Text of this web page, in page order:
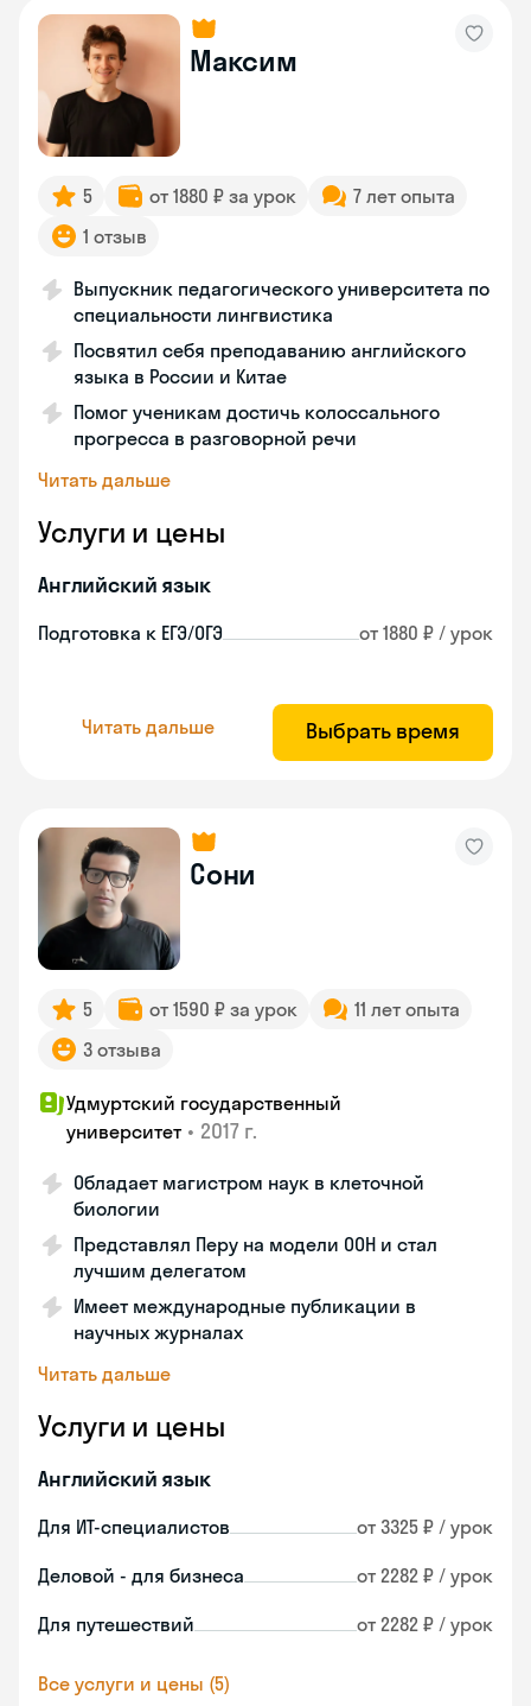
Максим
5 от 1880 ₽ за урок
7 лет опыта
1 отзыв
Выпускник педагогического университета по
специальности лингвистика
Посвятил себя преподаванию английского
языка в России и Китае
Помог ученикам достичь колоссального
прогресса в разговорной речи
Читать дальше
Услуги и цены
Английский язык
Подготовка к ЕГЭ/ОГЭ от 1880 ₽ / урок
Читать дальше Выбрать время
Сони
5 от 1590 ₽ за урок
11 лет опыта
3 отзыва
Удмуртский государственный
университет • 2017 г.
Обладает магистром наук в клеточной
биологии
Представлял Перу на модели ООН и стал
лучшим делегатом
Имеет международные публикации в
научных журналах
Читать дальше
Услуги и цены
Английский язык
Для ИТ-специалистов от 3325 ₽ / урок
Деловой - для бизнеса от 2282 ₽ / урок
Для путешествий от 2282 ₽ / урок
Все услуги и цены (5)